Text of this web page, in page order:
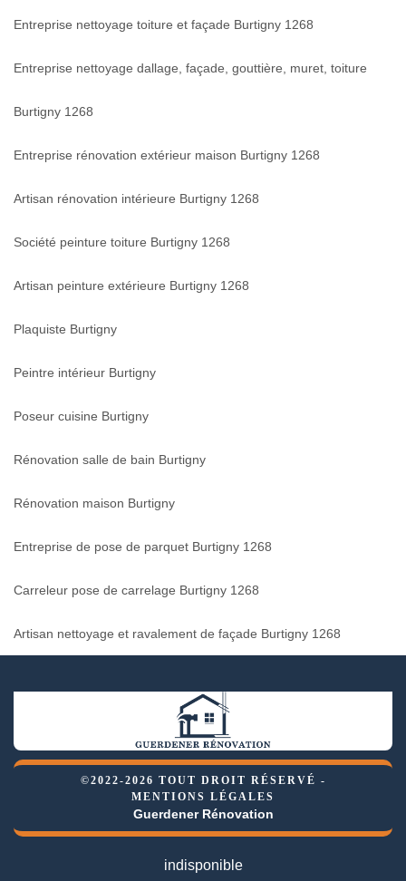
Entreprise nettoyage toiture et façade Burtigny 1268
Entreprise nettoyage dallage, façade, gouttière, muret, toiture
Burtigny 1268
Entreprise rénovation extérieur maison Burtigny 1268
Artisan rénovation intérieure Burtigny 1268
Société peinture toiture Burtigny 1268
Artisan peinture extérieure Burtigny 1268
Plaquiste Burtigny
Peintre intérieur Burtigny
Poseur cuisine Burtigny
Rénovation salle de bain Burtigny
Rénovation maison Burtigny
Entreprise de pose de parquet Burtigny 1268
Carreleur pose de carrelage Burtigny 1268
Artisan nettoyage et ravalement de façade Burtigny 1268
©2022-2026 TOUT DROIT RÉSERVÉ -
MENTIONS LÉGALES
Guerdener Rénovation
indisponible